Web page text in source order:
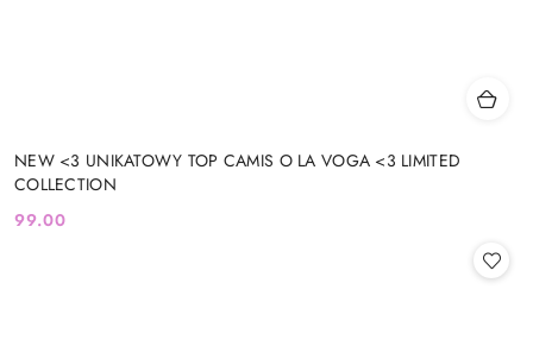
NEW <3 UNIKATOWY TOP CAMIS O LA VOGA <3 LIMITED
COLLECTION
Cena:
99.00